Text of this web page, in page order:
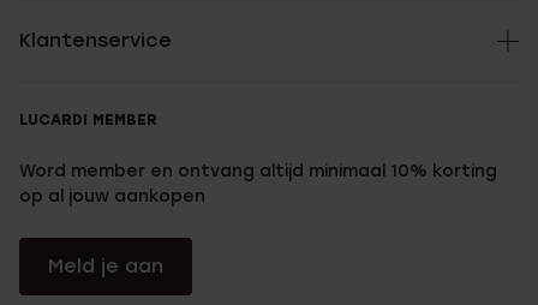
Klantenservice
LUCARDI MEMBER
Word member en ontvang altijd minimaal 10% korting
op al jouw aankopen
Meld je aan